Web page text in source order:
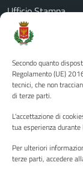
Secondo quanto
Regolamento (UE)
tecnici, che non
di terze parti.
L'accettazione di
tua esperienza
Per ulteriori
terze parti, accedere
Ufficio Stampa
Amministrazione
Albo pretorio
Informativa
Note legali
Piano di